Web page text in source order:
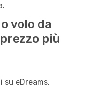
volo da
più
su eDreams.